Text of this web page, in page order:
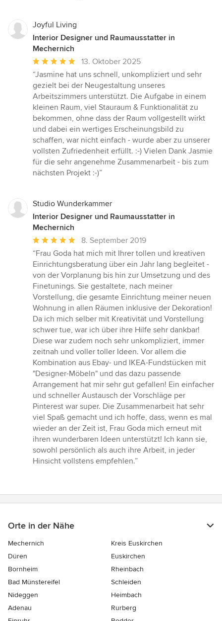
Joyful Living
Interior Designer und Raumausstatter in
Mechernich
Durchschnittliche
Bewertung:
5
von
5
Sternen
13. Oktober 2025
“Jasmine hat uns schnell, unkompliziert und sehr
gezielt bei der Neugestaltung unseres
Arbeitszimmers unterstützt. Die Aufgabe in einem
kleinen Raum, viel Stauraum & Funktionalität zu
bekommen, ohne dass der Raum vollgestellt wirkt
und dabei ein wertiges Erscheinungsbild zu
schaffen, war nicht einfach - wurde aber zu unserer
vollsten Zufriedenheit erfüllt. :-) Vielen Dank Jasmie
für die sehr angenehme Zusammenarbeit - bis zum
nächsten Projekt :-)”
Studio Wunderkammer
Interior Designer und Raumausstatter in
Mechernich
Durchschnittliche
Bewertung:
5
von
5
Sternen
8. September 2019
“Frau Goda hat mich mit Ihrer tollen und kreativen
Einrichtungsberatung über ein Jahr lang begleitet -
von der Vorplanung bis hin zur Umsetzung und des
Finetunings. Sie gestaltete, nach meiner
Vorstellung, die gesamte Einrichtung meiner neuen
Wohnung in allen Räumen inklusive der Dekoration!
Da ich mich selber mit Kreativität und Vorstellung
schwer tue, war ich über ihre Hilfe sehr dankbar!
Diese war zudem noch sehr unkompliziert, immer
zeitnah und voller toller Ideen. Vor allem die
Kombination aus Ebay- und IKEA-Fundstücken mit
"Designer-Möbeln" und das dazu passende
Arrangement hat mir sehr gut gefallen! Ein einfacher
und schneller Austausch der Vorschläge per
Pinterest war super. Die Zusammenarbeit hat sehr
viel Spaß gemacht und ich hoffe, dass, wenn es mal
wieder an der Zeit ist, Frau Goda mich erneut mit
ihren wunderbaren Ideen unterstützt! Ich kann sie,
sowohl persönlich als auch ihre Arbeit, in jeder
Hinsicht vollstens empfehlen.”
Orte in der Nähe
Mechernich
Kreis Euskirchen
Düren
Euskirchen
Bornheim
Rheinbach
Bad Münstereifel
Schleiden
Nideggen
Heimbach
Adenau
Rurberg